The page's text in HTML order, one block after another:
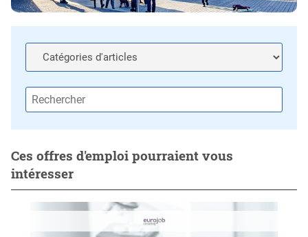
Ces offres d'emploi pourraient vous
intéresser